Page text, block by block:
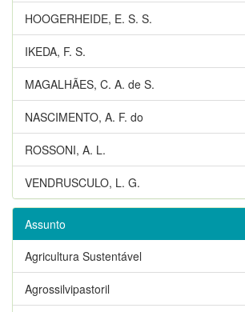
HOOGERHEIDE, E. S. S.
IKEDA, F. S.
MAGALHÃES, C. A. de S.
NASCIMENTO, A. F. do
ROSSONI, A. L.
VENDRUSCULO, L. G.
Assunto
Agricultura Sustentável
Agrossilvipastoril